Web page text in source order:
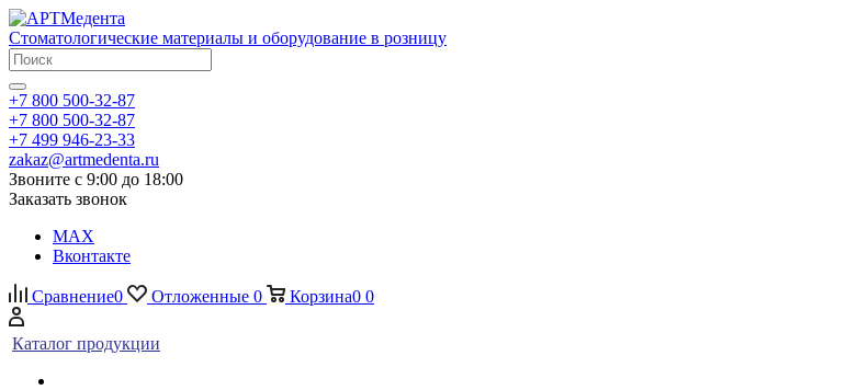
Стоматологические материалы и оборудование в розницу
+7 800 500-32-87
+7 800 500-32-87
+7 499 946-23-33
zakaz@artmedenta.ru
Звоните с 9:00 до 18:00
Заказать звонок
MAX
Вконтакте
Сравнение0 Отложенные 0 Корзина0 0
Каталог продукции